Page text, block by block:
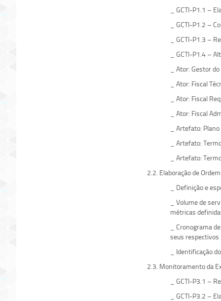
_ GCTI-P1.1 –
_ GCTI-P1.2 –
_ GCTI-P1.3 –
_ GCTI-P1.4 –
_ Ator: Gestor
_ Ator: Fiscal
_ Ator: Fiscal
_ Ator: Fiscal
_ Artefato:
_ Artefato:
_ Artefato:
2.2. Elaboração de
_ Definição e
_ Volume de
métricas
_ Cronograma
seus respectivos
_ Identificação
2.3. Monitoramento da
_ GCTI-P3.1 –
_ GCTI-P3.2 –